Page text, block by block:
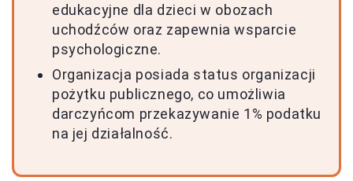
edukacyjne dla dzieci w obozach
uchodźców oraz zapewnia wsparcie
psychologiczne.
Organizacja posiada status organizacji
pożytku publicznego, co umożliwia
darczyńcom przekazywanie 1% podatku
na jej działalność.